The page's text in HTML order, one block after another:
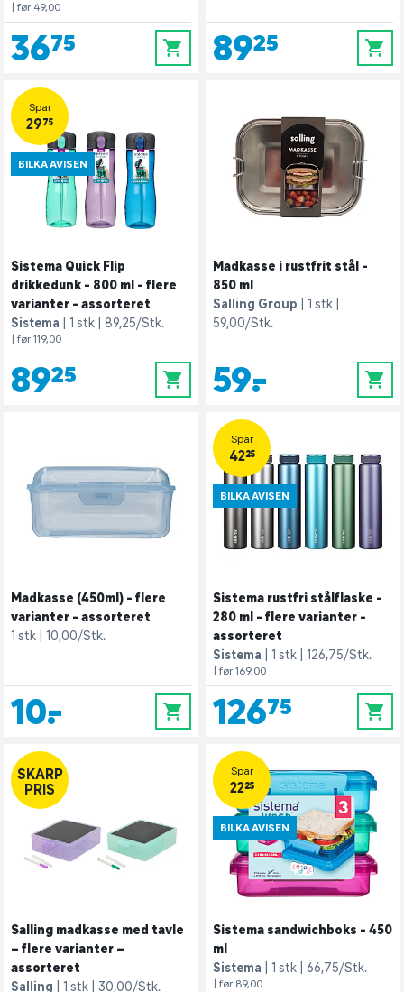
| før 49,00
36,75 0 89,25 0
Spar
29,75
BILKA AVISEN
Sistema Quick Flip
drikkedunk - 800 ml - flere
varianter - assorteret
Sistema
1 stk 89,25/Stk.
| før 119,00
89,25 0
Madkasse i rustfrit stål -
850 ml
Salling Group
1 stk
59,00/Stk.
59,- 0
Madkasse (450ml) - flere
varianter - assorteret
1 stk
10,00/Stk.
10,- 0
Spar
42,25
BILKA AVISEN
Sistema rustfri stålflaske -
280 ml - flere varianter -
assorteret
Sistema
1 stk 126,75/Stk.
| før 169,00
126,75 0
SKARP
PRIS
Salling madkasse med tavle
– flere varianter –
assorteret
Salling
1 stk 30,00/Stk.
Spar
22,25
BILKA AVISEN
Sistema sandwichboks - 450
ml
Sistema
1 stk 66,75/Stk.
| før 89,00